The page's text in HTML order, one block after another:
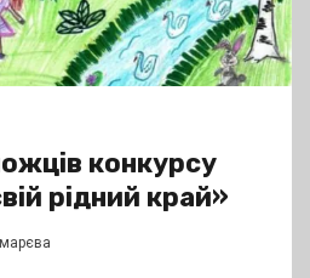
конкурсу
рідний край»